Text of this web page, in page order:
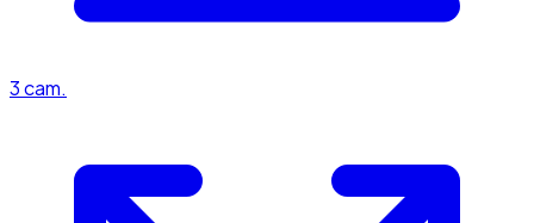
3cam.